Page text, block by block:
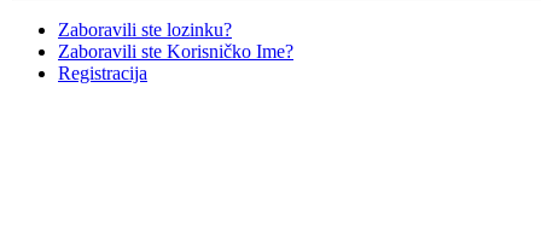
Zaboravili ste lozinku?
Zaboravili ste Korisničko Ime?
Registracija